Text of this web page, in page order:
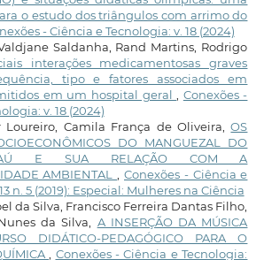
o estudo dos triângulos com arrimo do
- Ciência e Tecnologia: v. 18 (2024)
Saldanha, Rand Martins, Rodrigo
interações medicamentosas graves
tipo e fatores associados em
em um hospital geral, Conexões -
v. 18 (2024)
Loureiro, Camila França de Oliveira,OS
DO MANGUEZAL DO
E SUA RELAÇÃO COM A
AMBIENTAL, Conexões - Ciência e
n. 5 (2019): Especial: Mulheres na Ciência
da Silva, Francisco Ferreira Dantas Filho,
da Silva, A INSERÇÃO DA MÚSICA
DIDÁTICO-PEDAGÓGICO PARA O
, Conexões - Ciência e Tecnologia: